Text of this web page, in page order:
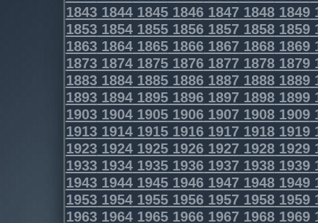
1843184418451846184718481849
1853185418551856185718581859
1863186418651866186718681869
1873187418751876187718781879
1883188418851886188718881889
1893189418951896189718981899
1903190419051906190719081909
1913191419151916191719181919
1923192419251926192719281929
1933193419351936193719381939
1943194419451946194719481949
1953195419551956195719581959
1963196419651966196719681969